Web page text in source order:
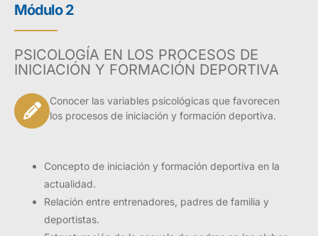
Módulo 2
PSICOLOGÍA EN LOS PROCESOS DE
INICIACIÓN Y FORMACIÓN DEPORTIVA
Conocer las variables psicológicas que favorecen
los procesos de iniciación y formación deportiva.
Concepto de iniciación y formación deportiva en la
actualidad.
Relación entre entrenadores, padres de familia y
deportistas.